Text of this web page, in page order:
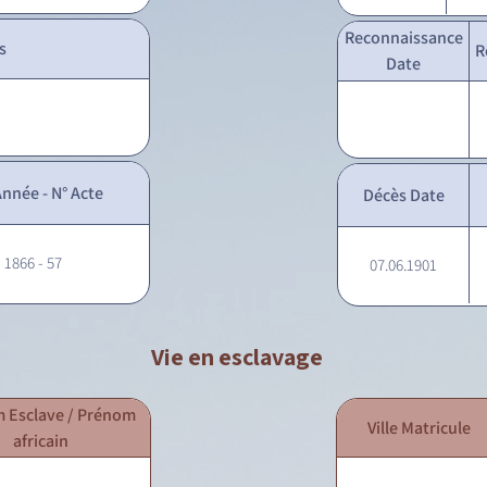
- N° Acte
- 57
Reconnaissance
Date
Décès Date
07.06.1901
Vie en esclavage
Esclave / Prénom
africain
Ville Matricule